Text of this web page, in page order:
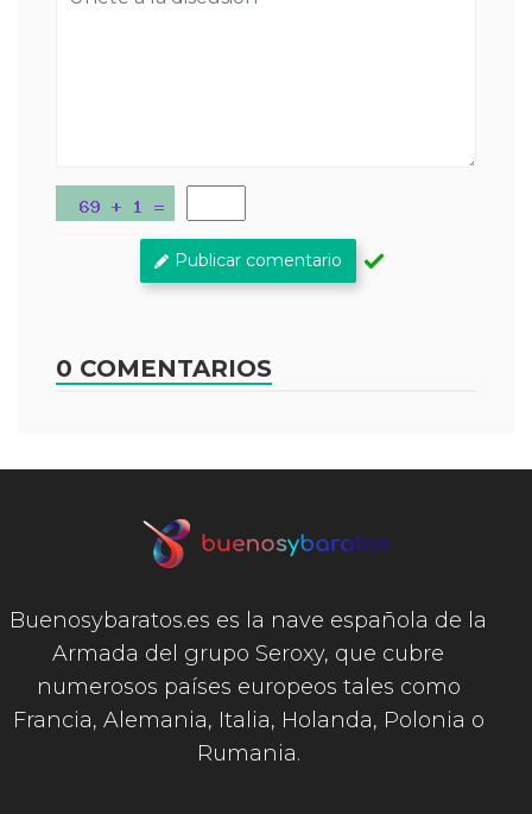
Publicar comentario
0 COMENTARIOS
Buenosybaratos.es es la nave española de la
Armada del grupo Seroxy, que cubre
numerosos países europeos tales como
Francia, Alemania, Italia, Holanda, Polonia o
Rumania.